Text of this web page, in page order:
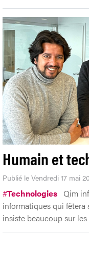
Humain et
Publié le Vendredi 17 mai
#Technologies Qim
informatiques qui fêtera
insiste beaucoup sur